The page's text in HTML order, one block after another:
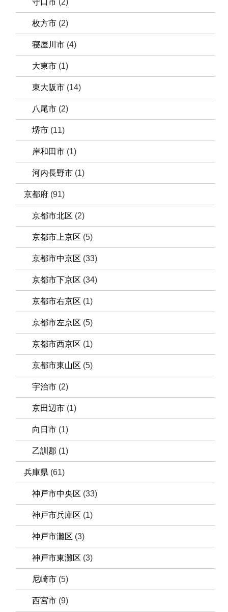
守口市 (2)
枚方市 (2)
寝屋川市 (4)
大東市 (1)
東大阪市 (14)
八尾市 (2)
堺市 (11)
岸和田市 (1)
河内長野市 (1)
京都府 (91)
京都市北区 (2)
京都市上京区 (5)
京都市中京区 (33)
京都市下京区 (34)
京都市右京区 (1)
京都市左京区 (5)
京都市西京区 (1)
京都市東山区 (5)
宇治市 (2)
京田辺市 (1)
向日市 (1)
乙訓郡 (1)
兵庫県 (61)
神戸市中央区 (33)
神戸市兵庫区 (1)
神戸市灘区 (3)
神戸市東灘区 (3)
尼崎市 (5)
西宮市 (9)